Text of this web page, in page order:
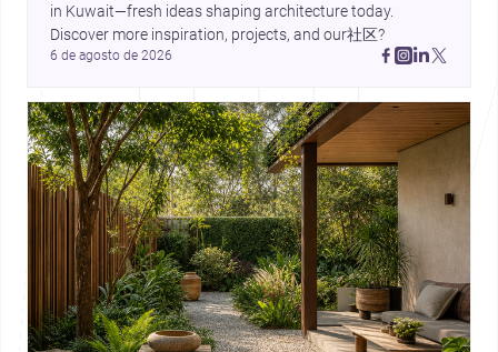
in Kuwait—fresh ideas shaping architecture today.
Discover more inspiration, projects, and our社区?
6 de agosto de 2026